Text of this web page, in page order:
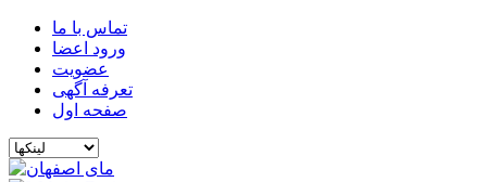
تماس با ما
ورود اعضا
عضویت
تعرفه آگهی
صفحه اول